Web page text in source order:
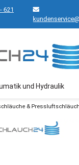
621
und Hydraulik
&